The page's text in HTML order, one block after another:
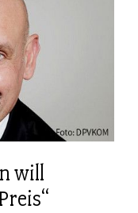
will